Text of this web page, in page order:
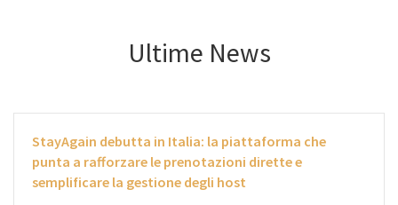
Ultime News
StayAgain debutta in Italia: la piattaforma che
punta a rafforzare le prenotazioni dirette e
semplificare la gestione degli host